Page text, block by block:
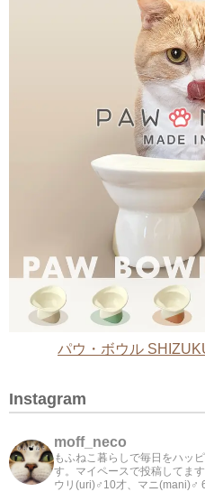
パウ・ボウル
Instagram
moff_neco
もふねこ暮らしで毎日をハッ
す。マイペースで投稿してま
ウリ(uri)♂10才、マニ(mani)♂